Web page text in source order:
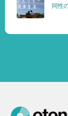
同性